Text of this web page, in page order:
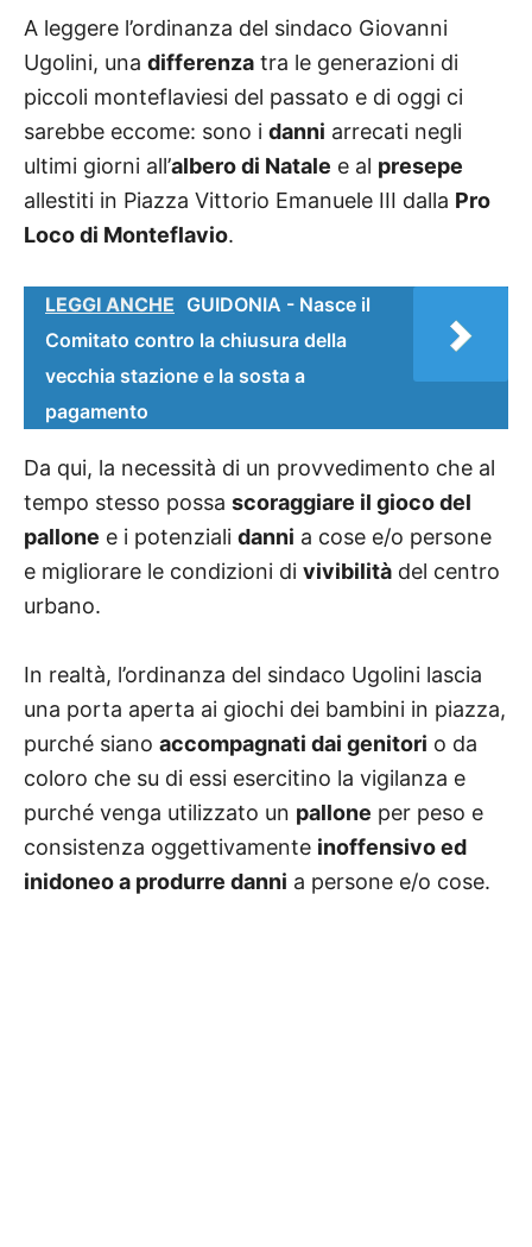
A leggere l’ordinanza del sindaco Giovanni
Ugolini, una differenza tra le generazioni di
piccoli monteflaviesi del passato e di oggi ci
sarebbe eccome: sono i danni arrecati negli
ultimi giorni all’albero di Natale e al presepe
allestiti in Piazza Vittorio Emanuele III dalla Pro
Loco di Monteflavio.
LEGGI ANCHE GUIDONIA - Nasce il
Comitato contro la chiusura della
vecchia stazione e la sosta a
pagamento
Da qui, la necessità di un provvedimento che al
tempo stesso possa scoraggiare il gioco del
pallone e i potenziali danni a cose e/o persone
e migliorare le condizioni di vivibilità del centro
urbano.
In realtà, l’ordinanza del sindaco Ugolini lascia
una porta aperta ai giochi dei bambini in piazza,
purché siano accompagnati dai genitori o da
coloro che su di essi esercitino la vigilanza e
purché venga utilizzato un pallone per peso e
consistenza oggettivamente inoffensivo ed
inidoneo a produrre danni a persone e/o cose.